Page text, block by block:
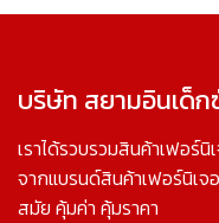
บริษัท สยามอินเด็ก
เราได้รวบรวมสินค้าเฟอร์
จากแบรนด์สินค้าเฟอร์นิเ
สมัย คุ้มค่า คุ้มราคา